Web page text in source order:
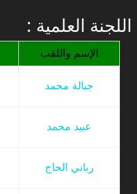
: اللجنة العلمية
الإسم واللقب
جبالة محمد
عبيد محمد
رباني الحاج